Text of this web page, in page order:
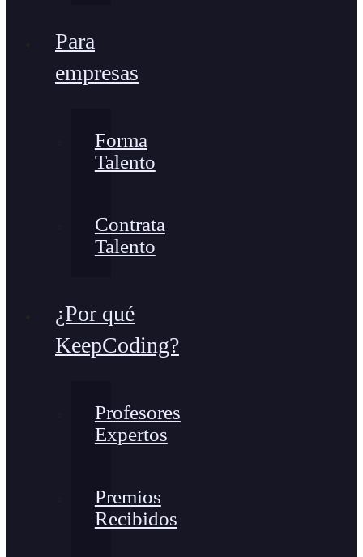
Para
empresas
Forma
Talento
Contrata
Talento
¿Por qué
KeepCoding?
Profesores
Expertos
Premios
Recibidos